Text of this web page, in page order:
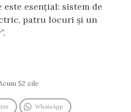
este esențial: sistem de
patru locuri și un
52 zile
WhatsApp